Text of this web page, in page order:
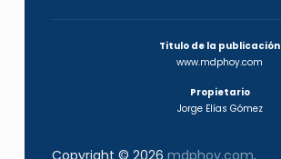
Titulo de la publicación
www.mdphoy.com
Propietario
Jorge Elías Gómez
Copyright © 2026 mdphoy.com.